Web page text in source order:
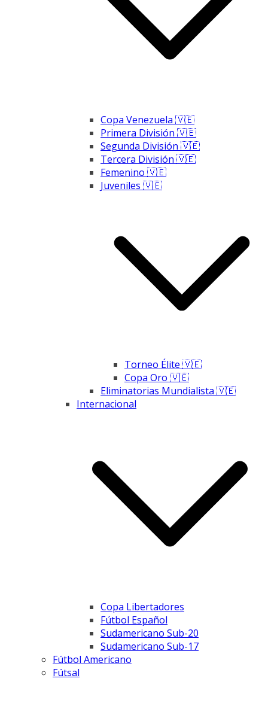
Copa Venezuela 🇻🇪
Primera División 🇻🇪
Segunda División 🇻🇪
Tercera División 🇻🇪
Femenino 🇻🇪
Juveniles 🇻🇪
Torneo Élite 🇻🇪
Copa Oro 🇻🇪
Eliminatorias Mundialista 🇻🇪
Internacional
Copa Libertadores
Fútbol Español
Sudamericano Sub-20
Sudamericano Sub-17
Fútbol Americano
Fútsal